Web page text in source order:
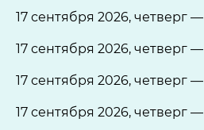
17 сентября 2026, четверг —
17 сентября 2026, четверг —
17 сентября 2026, четверг —
17 сентября 2026, четверг —